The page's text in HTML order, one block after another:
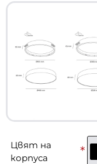
Цвят на
корпуса